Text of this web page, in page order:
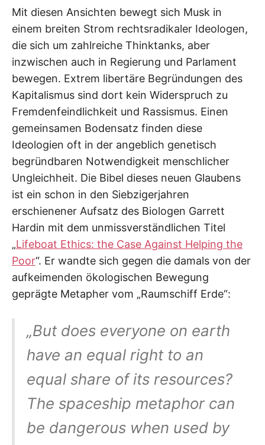
Mit diesen Ansichten bewegt sich Musk in
einem breiten Strom rechtsradikaler Ideologen,
die sich um zahlreiche Thinktanks, aber
inzwischen auch in Regierung und Parlament
bewegen. Extrem libertäre Begründungen des
Kapitalismus sind dort kein Widerspruch zu
Fremdenfeindlichkeit und Rassismus. Einen
gemeinsamen Bodensatz finden diese
Ideologien oft in der angeblich genetisch
begründbaren Notwendigkeit menschlicher
Ungleichheit. Die Bibel dieses neuen Glaubens
ist ein schon in den Siebzigerjahren
erschienener Aufsatz des Biologen Garrett
Hardin mit dem unmissverständlichen Titel
„Lifeboat Ethics: the Case Against Helping the
Poor“. Er wandte sich gegen die damals von der
aufkeimenden ökologischen Bewegung
geprägte Metapher vom „Raumschiff Erde“:
„But does everyone on earth
have an equal right to an
equal share of its resources?
The spaceship metaphor can
be dangerous when used by